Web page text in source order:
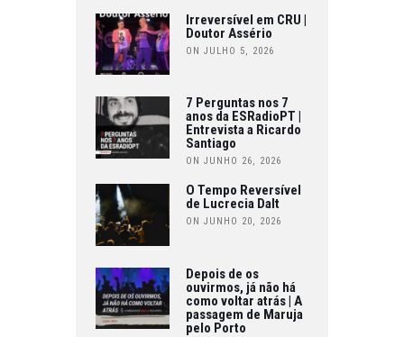
Irreversível em CRU |
Doutor Assério
ON JULHO 5, 2026
7 Perguntas nos 7
anos da ESRadioPT |
Entrevista a Ricardo
Santiago
ON JUNHO 26, 2026
O Tempo Reversível
de Lucrecia Dalt
ON JUNHO 20, 2026
Depois de os
ouvirmos, já não há
como voltar atrás | A
passagem de Maruja
pelo Porto